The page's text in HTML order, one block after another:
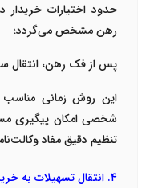
حدود اختیارات
رهن مشخص می‌گردد؛
پس از فک رهن، انتقال
این روش زمانی مناسب
شخصی امکان پیگیری
تنظیم دقیق مفاد
۴. انتقال تسهیلات به خریدار